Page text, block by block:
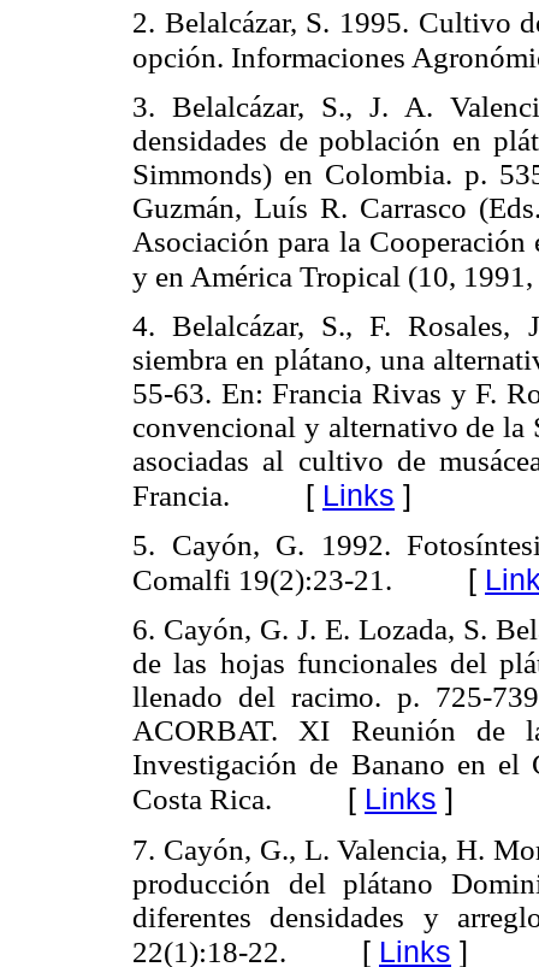
2. Belalcázar, S. 1995. Cultivo
opción. Informaciones
3. Belalcázar, S., J. A.
densidades de población en
Simmonds) en Colombia. p.
Guzmán, Luís R. Carrasco
Asociación para la
y en América Tropical (10,
4. Belalcázar, S., F. Rosales,
siembra en plátano, una
55-63. En: Francia Rivas y F.
convencional y alternativo de la
asociadas al cultivo de
Francia. [ Links ]
5. Cayón, G. 1992.
Comalfi 19(2):23-21. [
6. Cayón, G. J. E. Lozada, S.
de las hojas funcionales del
llenado del racimo. p. 725-
ACORBAT. XI Reunión de
Investigación de Banano en el
Costa Rica. [ Links ]
7. Cayón, G., L. Valencia, H.
producción del plátano
diferentes densidades y
22(1):18-22. [ Links ]